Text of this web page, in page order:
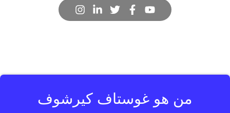
من هو غوستاف كيرشوف